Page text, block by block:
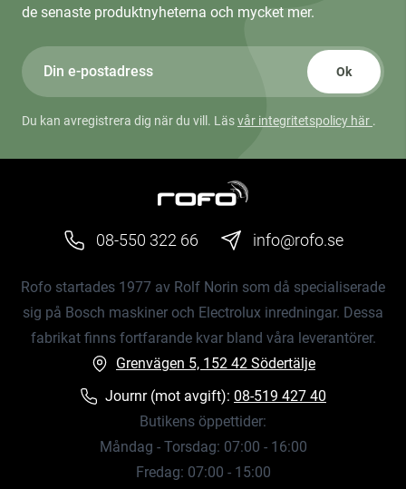
de senaste produktnyheterna och mycket mer.
Ok
Du kan avregistrera dig när du vill. Läsvår integritetspolicy här .
08-550 322 66 info@rofo.se
Rofo startades 1977 av Rolf Norin som då specialiserade
sig på Bosch maskiner och Electrolux inredningar. Dessa
fabrikat finns fortfarande kvar bland våra leverantörer.
Grenvägen 5, 152 42 Södertälje
Journr (mot avgift): 08-519 427 40
Butikens öppettider:
Måndag - Torsdag: 07:00 - 16:00
Fredag: 07:00 - 15:00